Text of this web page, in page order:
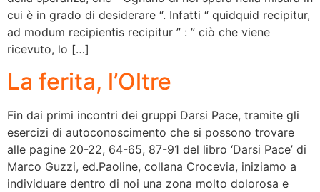
cui è in grado di desiderare “. Infatti “ quidquid recipitur,
ad modum recipientis recipitur ” : ” ciò che viene
ricevuto, lo […]
La ferita, l’Oltre
Fin dai primi incontri dei gruppi Darsi Pace, tramite gli
esercizi di autoconoscimento che si possono trovare
alle pagine 20-22, 64-65, 87-91 del libro ‘Darsi Pace’ di
Marco Guzzi, ed.Paoline, collana Crocevia, iniziamo a
individuare dentro di noi una zona molto dolorosa e